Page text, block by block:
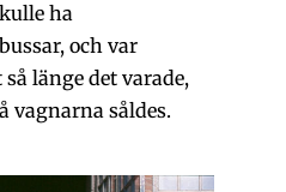
ha
och var
länge det varade,
vagnarna såldes.